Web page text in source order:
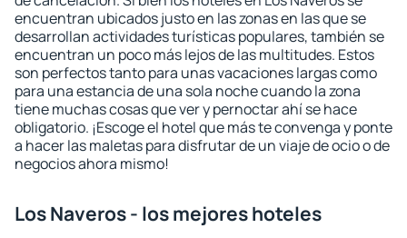
encuentran ubicados justo en las zonas en las que se
desarrollan actividades turísticas populares, también se
encuentran un poco más lejos de las multitudes. Estos
son perfectos tanto para unas vacaciones largas como
para una estancia de una sola noche cuando la zona
tiene muchas cosas que ver y pernoctar ahí se hace
obligatorio. ¡Escoge el hotel que más te convenga y ponte
a hacer las maletas para disfrutar de un viaje de ocio o de
negocios ahora mismo!
Los Naveros - los mejores hoteles